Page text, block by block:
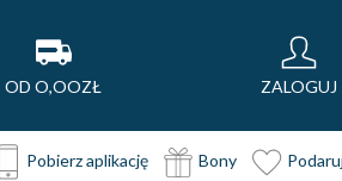
OD O,OOZŁ ZALOGUJ
Pobierz aplikację Bony